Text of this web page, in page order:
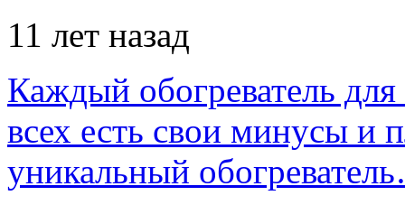
11 лет назад
Каждый обогреватель
всех есть свои минусы и
уникальный